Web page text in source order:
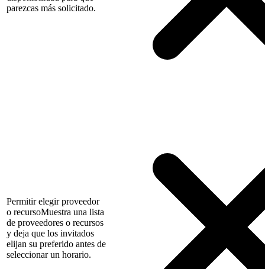
parezcas más solicitado.
Permitir elegir proveedor
o recursoMuestra una lista
de proveedores o recursos
y deja que los invitados
elijan su preferido antes de
seleccionar un horario.